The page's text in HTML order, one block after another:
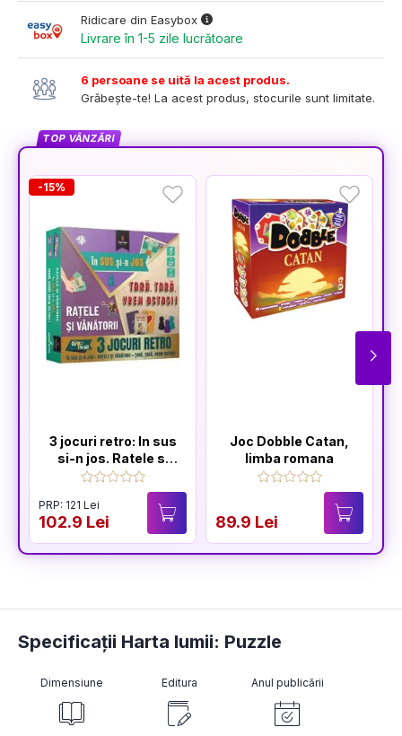
Ridicare din Easybox
Livrare în 1-5 zile lucrătoare
6 persoane se uită la acest produs.
Grăbește-te! La acest produs, stocurile sunt limitate.
TOP VÂNZĂRI
-15%
3 jocuri retro: In sus
si-n jos. Ratele si
vanatorii. Tara,
tara, vrem ostasi!
PRP: 121 Lei
102.9 Lei
Joc Dobble Catan,
limba romana
89.9 Lei
Specificații Harta lumii: Puzzle
Dimensiune Editura Anul publicării